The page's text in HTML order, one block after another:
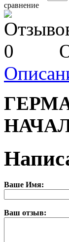
сравнение
Ваше Имя:
Ваш отзыв: